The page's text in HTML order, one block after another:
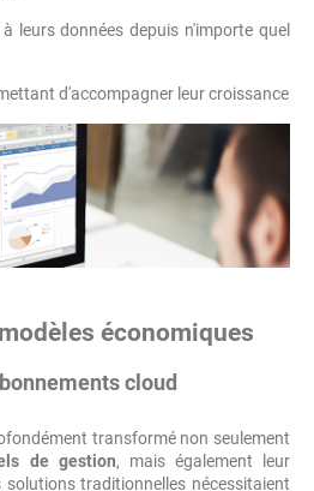
leurs données depuis n'importe quel
d'accompagner leur croissance
économiques
cloud
transformé non seulement
de gestion, mais également leur
solutions traditionnelles nécessitaient